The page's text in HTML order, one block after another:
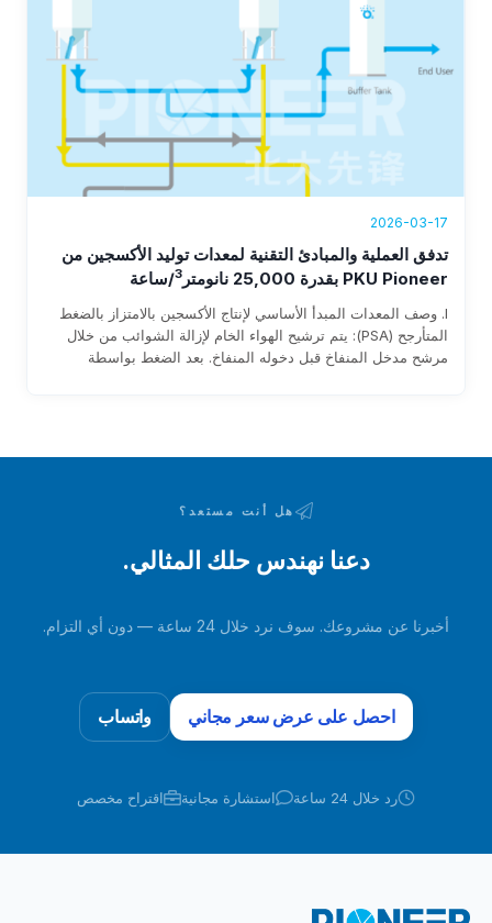
2026-03-17
تدفق العملية والمبادئ التقنية لمعدات توليد الأكسجين من
PKU Pioneer بقدرة 25,000 نانومتر
3/ساعة
I. وصف المعدات المبدأ الأساسي لإنتاج الأكسجين بالامتزاز بالضغط
المتأرجح (PSA): يتم ترشيح الهواء الخام لإزالة الشوائب من خلال
مرشح مدخل المنفاخ قبل دخوله المنفاخ. بعد الضغط بواسطة
هل أنت مستعد؟
دعنا نهندس حلك المثالي.
أخبرنا عن مشروعك. سوف نرد خلال 24 ساعة — دون أي التزام.
احصل على عرض سعر مجاني واتساب
رد خلال 24 ساعة استشارة مجانية اقتراح مخصص